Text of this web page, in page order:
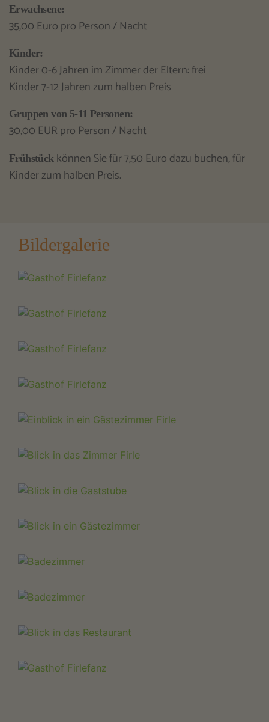
Erwachsene:
35,00 Euro pro Person / Nacht
Kinder:
Kinder 0-6 Jahren im Zimmer der Eltern: frei
Kinder 7-12 Jahren zum halben Preis
Gruppen von 5-11 Personen:
30,00 EUR pro Person / Nacht
Frühstückkönnen Sie für 7,50 Euro dazu buchen, für
Kinder zum halben Preis.
Bildergalerie